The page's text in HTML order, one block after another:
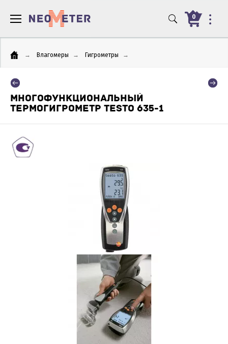
0
→ Влагомеры → Гигрометры →
МНОГОФУНКЦИОНАЛЬНЫЙ
ТЕРМОГИГРОМЕТР TESTO 635-1